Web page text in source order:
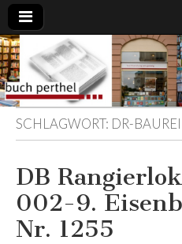
am
SCHLAGWORT: DR-
DB
002-9.
Nr. 1255